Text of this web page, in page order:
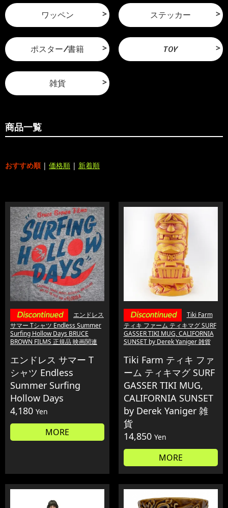
ワッペン ステッカー
ポスター/書籍 TOY
雑貨
商品一覧
おすすめ順 | 価格順 | 新着順
エンドレス
サマー Tシャツ Endless Summer
Surfing Hollow Days BRUCE
BROWN FILMS 正規品 映画関連
エンドレス サマー T
シャツ Endless
Summer Surfing
Hollow Days
4,180 Yen
MORE
Tiki Farm
ティキ ファーム ティキマグ SURF
GASSER TIKI MUG, CALIFORNIA
SUNSET by Derek Yaniger 雑貨
Tiki Farm ティキ ファ
ーム ティキマグ SURF
GASSER TIKI MUG,
CALIFORNIA SUNSET
by Derek Yaniger 雑
貨
14,850 Yen
MORE